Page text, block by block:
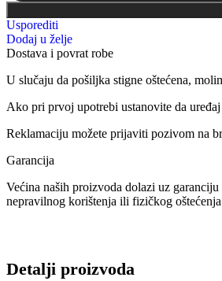
Usporediti
Dodaj u želje
Dostava i povrat robe
U slučaju da pošiljka stigne oštećena,
Ako pri prvoj upotrebi ustanovite da
Reklamaciju možete prijaviti pozivom na
Garancija
Većina naših proizvoda dolazi uz
nepravilnog korištenja ili fizičkog
Detalji proizvoda